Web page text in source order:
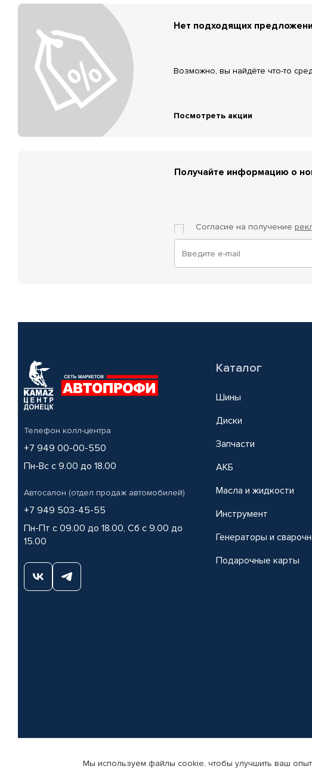
Нет подходящих
Возможно, вы найдёте что-то
Посмотреть акции
Получайте информацию о
Согласие на получение
Телефон колл-центра
+7 949 00-00-550
Пн-Вс с 9.00 до 18.00
Автосалон (отдел продаж автомобилей)
+7 949 503-45-55
Пн-Пт с 09.00 до 18.00, Сб с 9.00 до
15.00
Каталог
Шины
Диски
Запчасти
АКБ
Масла и жидкости
Инструмент
Генераторы и
Подарочные карты
© КАМАЗ ЦЕНТР ДОНЕЦК, 2015-2026. Все права защищены. Интернет-магазин
Мы используем файлы cookie, чтобы улучшить ваш